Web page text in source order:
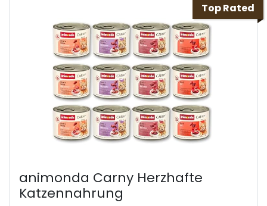
Top Rated
animonda Carny Herzhafte
Katzennahrung